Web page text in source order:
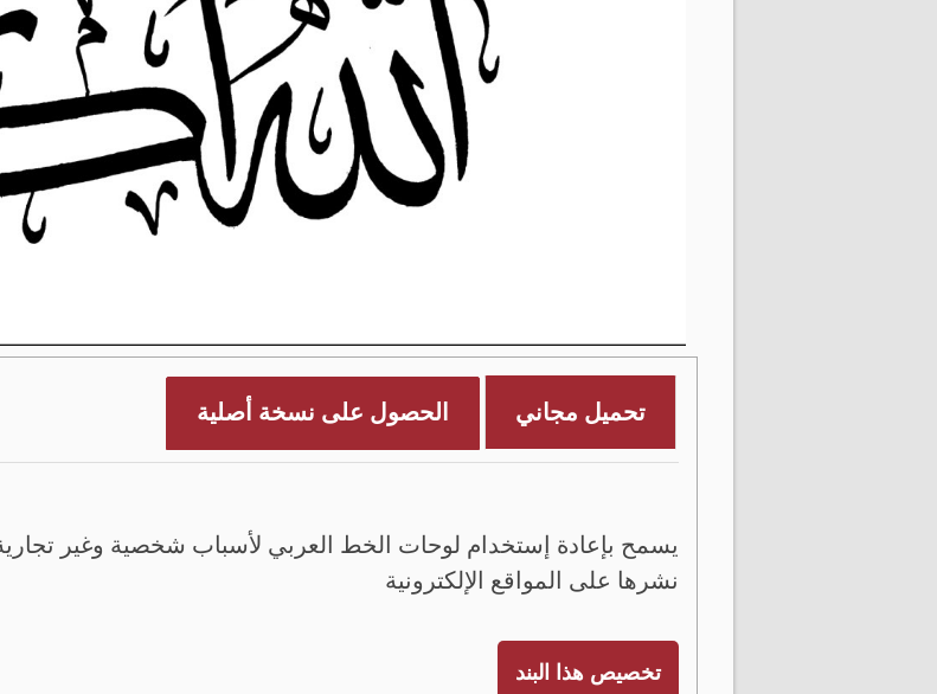
تحميل مجاني الحصول على نسخة أصلية
يسمح بإعادة إستخدام لوحات الخط العربي لأسباب شخصية وغير
نشرها على المواقع الإلكترونية
تخصيص هذا البند